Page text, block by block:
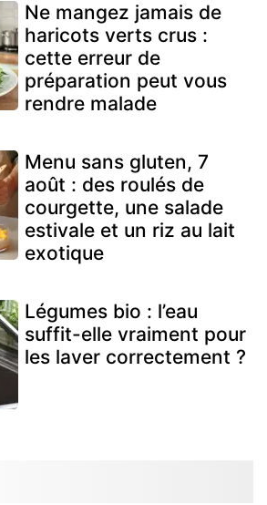
Ne mangez jamais de
haricots verts crus :
cette erreur de
préparation peut vous
rendre malade
Menu sans gluten, 7
août : des roulés de
courgette, une salade
estivale et un riz au lait
exotique
Légumes bio : l’eau
suffit-elle vraiment pour
les laver correctement ?